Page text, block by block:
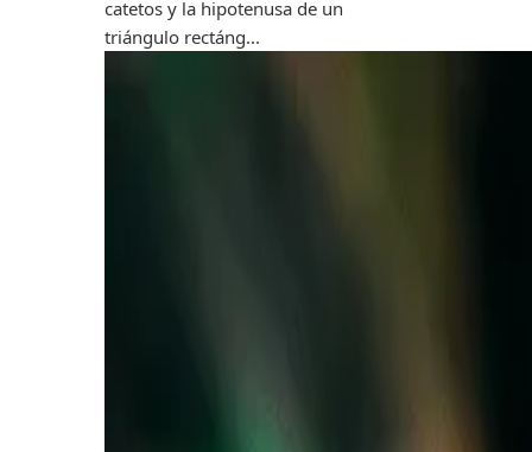
catetos y la hipotenusa de un
triángulo rectáng...